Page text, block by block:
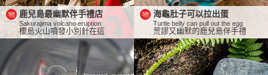
鹿兒島最幽默伴手禮店
Sakurajima volcano eruption
櫻島火山噴發小別針在這
海龜肚子可以拉出蛋
Turtle belly can pull out the egg
荒謬又幽默的鹿兒島伴手禮